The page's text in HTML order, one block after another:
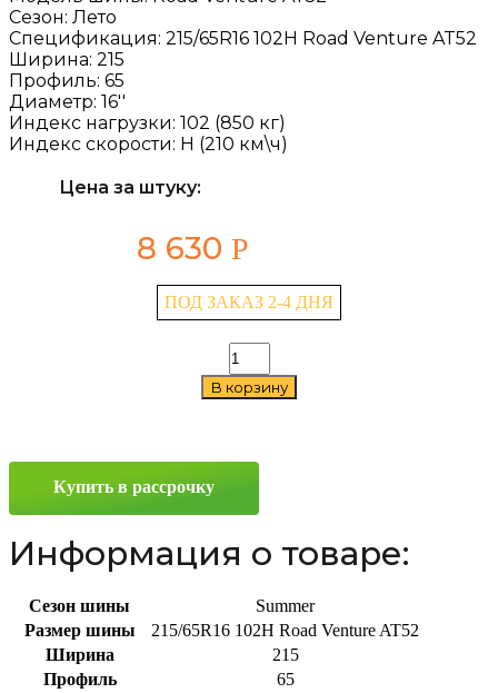
Сезон: Лето
Спецификация: 215/65R16 102H Road Venture AT52
Ширина: 215
Профиль: 65
Диаметр: 16''
Индекс нагрузки: 102 (850 кг)
Индекс скорости: H (210 км\ч)
Цена за штуку:
8 630 Р
ПОД ЗАКАЗ 2-4 ДНЯ
Количество
товара
Kumho
215/65
102H
В корзину
Купить в рассрочку
Информация о товаре:
Сезон шины
Summer
Размер шины
215/65R16 102H Road Venture AT52
Ширина
215
Профиль
65